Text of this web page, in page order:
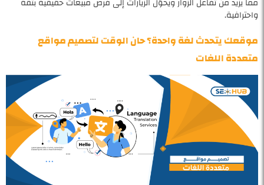
مما يزيد من تفاعل الزوار ويحوّل الزيارات إلى فرص مبيعات حقيقية بثقة
واحترافية.
موقعك يتحدث لغة واحدة؟ حان الوقت لتصميم مواقع
متعددة اللغات